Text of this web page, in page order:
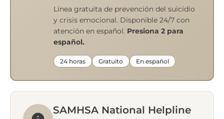
Línea gratuita de prevención del suicidio
y crisis emocional. Disponible 24/7 con
atención en español. Presiona 2 para
español.
24 horas Gratuito En español
SAMHSA National Helpline